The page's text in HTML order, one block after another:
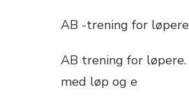
AB -trening for løpere
AB trening for
med løp og e